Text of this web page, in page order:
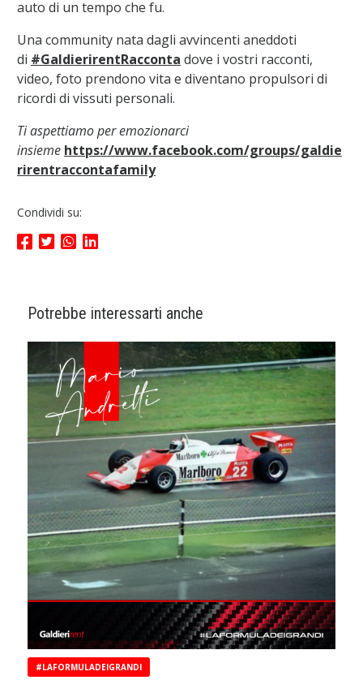
auto di un tempo che fu.
Una community nata dagli avvincenti aneddoti
di #GaldierirentRacconta dove i vostri racconti,
video, foto prendono vita e diventano propulsori di
ricordi di vissuti personali.
Ti aspettiamo per emozionarci
insieme https://www.facebook.com/groups/galdie
rirentraccontafamily
Condividi su:
Potrebbe interessarti anche
#LAFORMULADEIGRANDI